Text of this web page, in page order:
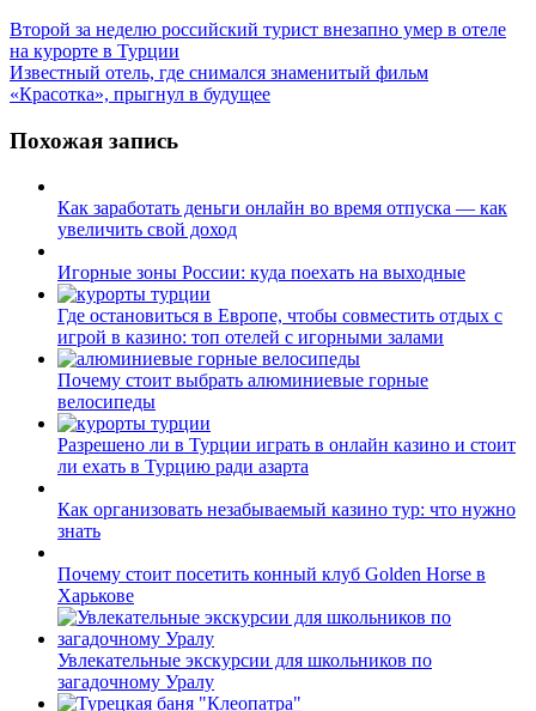
Навигация
по
записям
Второй за неделю российский турист внезапно умер в отеле
на курорте в Турции
Известный отель, где снимался знаменитый фильм
«Красотка», прыгнул в будущее
Похожая запись
Как заработать деньги онлайн во время отпуска — как
увеличить свой доход
Игорные зоны России: куда поехать на выходные
Где остановиться в Европе, чтобы совместить отдых с
игрой в казино: топ отелей с игорными залами
Почему стоит выбрать алюминиевые горные
велосипеды
Разрешено ли в Турции играть в онлайн казино и стоит
ли ехать в Турцию ради азарта
Как организовать незабываемый казино тур: что нужно
знать
Почему стоит посетить конный клуб Golden Horse в
Харькове
Увлекательные экскурсии для школьников по
загадочному Уралу